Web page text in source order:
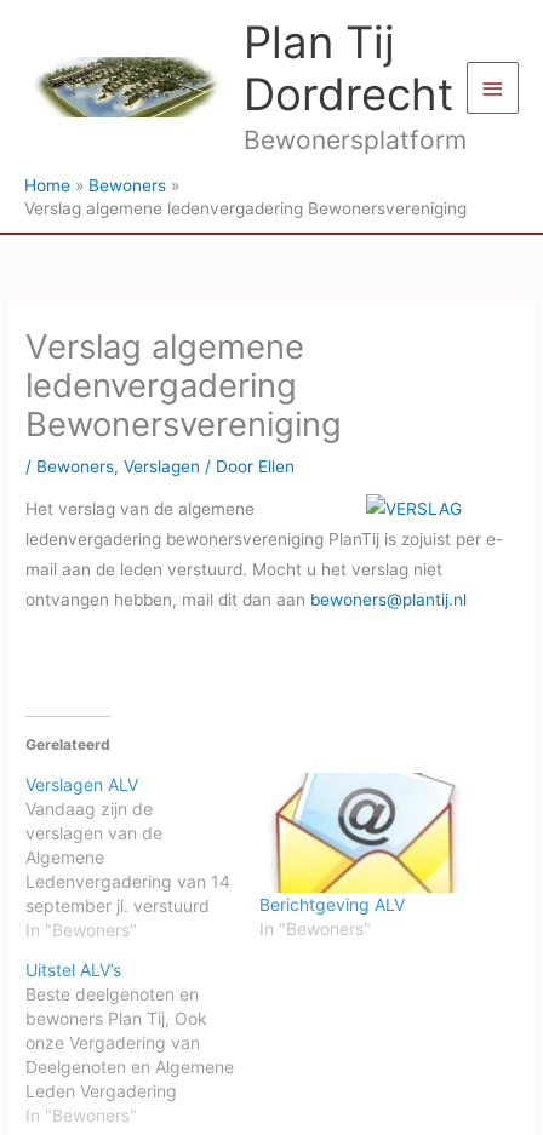
inhoud
Plan Tij
Dordrecht
Bewonersplatform
Home
Bewoners
Verslag algemene ledenvergadering Bewonersvereniging
Verslag algemene
ledenvergadering
Bewonersvereniging
/ Bewoners,Verslagen / Door Ellen
Het verslag van de algemene
ledenvergadering bewonersvereniging PlanTij is zojuist per e-
mail aan de leden verstuurd. Mocht u het verslag niet
ontvangen hebben, mail dit dan aan bewoners@plantij.nl
Gerelateerd
Verslagen ALV
Vandaag zijn de
verslagen van de
Algemene
Ledenvergadering van 14
september jl. verstuurd
per mail. Mocht u niets
dan naar:
mandeligheid@plantij.nl
voor een verslag van de
Stichting Mandeligheid
bewoners@plantij.nl voor
een verslag van de
bewonersvereniging
In "Bewoners"
Berichtgeving ALV
In "Bewoners"
Uitstel ALV’s
Beste deelgenoten en
bewoners Plan Tij, Ook
onze Vergadering van
Deelgenoten en Algemene
Leden Vergadering
(hierna te noemen ALV’s)
In "Bewoners"